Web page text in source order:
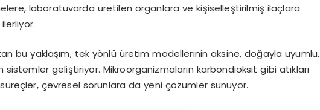
laboratuvarda üretilen organlara ve kişiselleştirilmiş ilaçlara
bu yaklaşım, tek yönlü üretim modellerinin aksine, doğayla uyumlu,
geliştiriyor. Mikroorganizmaların karbondioksit gibi atıkları
çevresel sorunlara da yeni çözümler sunuyor.